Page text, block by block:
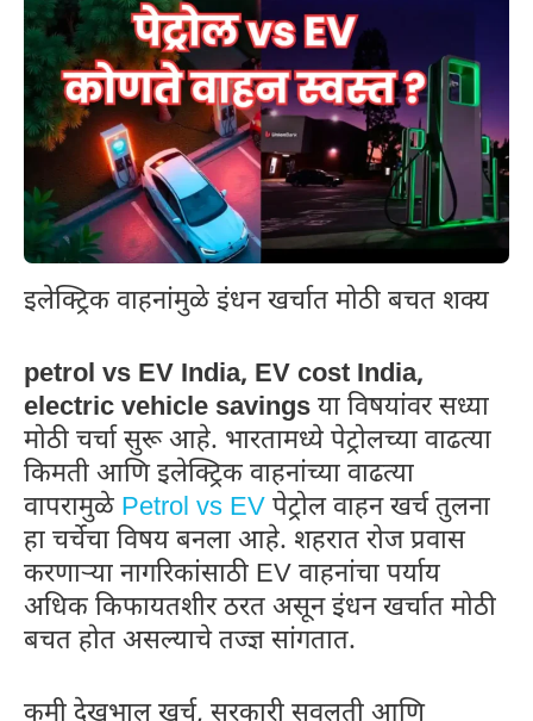
इलेक्ट्रिक वाहनांमुळे इंधन खर्चात मोठी बचत शक्य
petrol vs EV India, EV cost India,
electric vehicle savings या विषयांवर सध्या
मोठी चर्चा सुरू आहे. भारतामध्ये पेट्रोलच्या वाढत्या
किमती आणि इलेक्ट्रिक वाहनांच्या वाढत्या
वापरामुळे Petrol vs EV पेट्रोल वाहन खर्च तुलना
हा चर्चेचा विषय बनला आहे. शहरात रोज प्रवास
करणाऱ्या नागरिकांसाठी EV वाहनांचा पर्याय
अधिक किफायतशीर ठरत असून इंधन खर्चात मोठी
बचत होत असल्याचे तज्ज्ञ सांगतात.
कमी देखभाल खर्च, सरकारी सवलती आणि